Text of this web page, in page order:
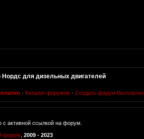
для дизельных двигателей
· Каталог форумов · Создать форум бесплатно
активной ссылкой на форум.
форум 2009 - 2023